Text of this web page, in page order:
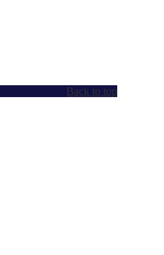
Back to top